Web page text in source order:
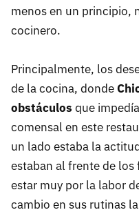
menos en un principio,
cocinero.
Principalmente, los
de la cocina, donde
obstáculos que
comensal en este
un lado estaba la
estaban al frente de los
estar muy por la labor
cambio en sus rutinas